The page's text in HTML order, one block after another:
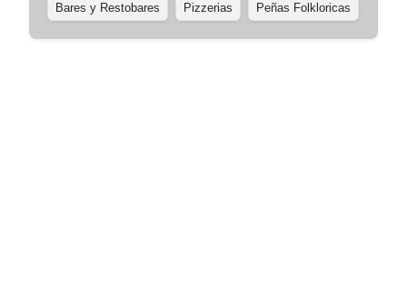
Bares y Restobares Pizzerias Peñas Folkloricas